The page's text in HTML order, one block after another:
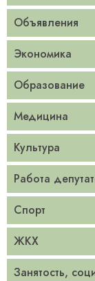
Объявления
Экономика
Образование
Медицина
Культура
Работа
Спорт
ЖКХ
Занятость,